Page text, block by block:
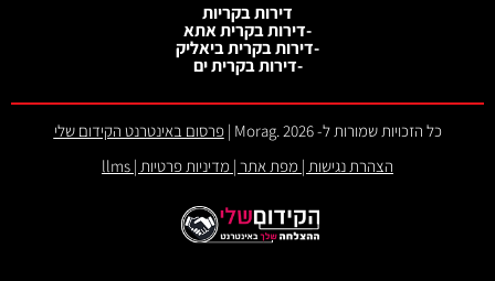
דירות בקריות
-דירות בקרית אתא
-דירות בקרית ביאליק
-דירות בקרית ים
כל הזכויות שמורות ל- 2026 .Morag |
פרסום באינטרנט הקידום שלי
הצהרת נגישות | מפת אתר | מדיניות פרטיות |
llms